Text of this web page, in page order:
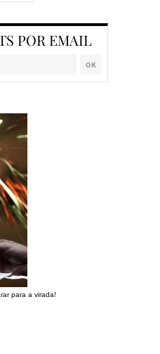
POR EMAIL
para a virada!